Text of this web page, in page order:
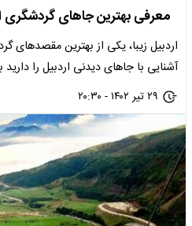
معرفی بهترین جاهای
اردبیل زیبا، یکی از بهترین مقصدهای
آشنایی با جاهای دیدنی اردبیل را
۲۹ تیر ۱۴۰۲ - ۲۰:۳۰